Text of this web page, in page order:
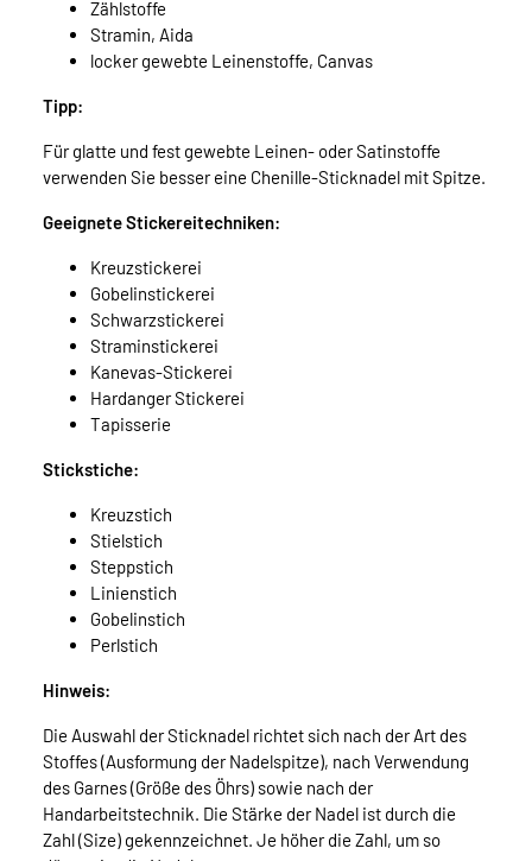
Zählstoffe
Stramin, Aida
locker gewebte Leinenstoffe, Canvas
Tipp:
Für glatte und fest gewebte Leinen- oder Satinstoffe
verwenden Sie besser eine Chenille-Sticknadel mit Spitze.
Geeignete Stickereitechniken:
Kreuzstickerei
Gobelinstickerei
Schwarzstickerei
Straminstickerei
Kanevas-Stickerei
Hardanger Stickerei
Tapisserie
Stickstiche:
Kreuzstich
Stielstich
Steppstich
Linienstich
Gobelinstich
Perlstich
Hinweis:
Die Auswahl der Sticknadel richtet sich nach der Art des
Stoffes (Ausformung der Nadelspitze), nach Verwendung
des Garnes (Größe des Öhrs) sowie nach der
Handarbeitstechnik. Die Stärke der Nadel ist durch die
Zahl (Size) gekennzeichnet. Je höher die Zahl, um so